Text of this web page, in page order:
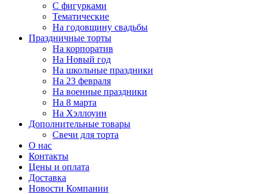
С фигурками
Тематические
На годовщину свадьбы
Праздничные торты
На корпоратив
На Новый год
На школьные праздники
На 23 февраля
На военные праздники
На 8 марта
На Хэллоуин
Дополнительные товары
Свечи для торта
О нас
Контакты
Цены и оплата
Доставка
Новости Компании